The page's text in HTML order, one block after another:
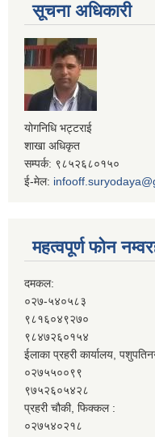
सूचना अधिकारी
योगनिधि भट्टराई
शाखा अधिकृत
सम्पर्क: ९८५२६८०१५०
ई-मेल:
महत्वपूर्ण फोन
दमकल:
०२७-५४०५८३
९८१६०४९२७०
९८४७२६०१५४
ईलाका प्रहरी कार्यालय,
०२७५५००९९
९७५२६०५४२८
प्रहरी चौकी, फिक्कल :
०२७५४०२१८